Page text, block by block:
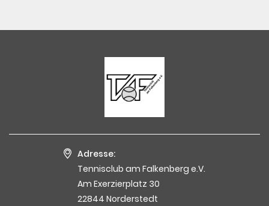
Adresse:
Tennisclub am Falkenberg e.V.
Am Exerzierplatz 30
22844 Norderstedt